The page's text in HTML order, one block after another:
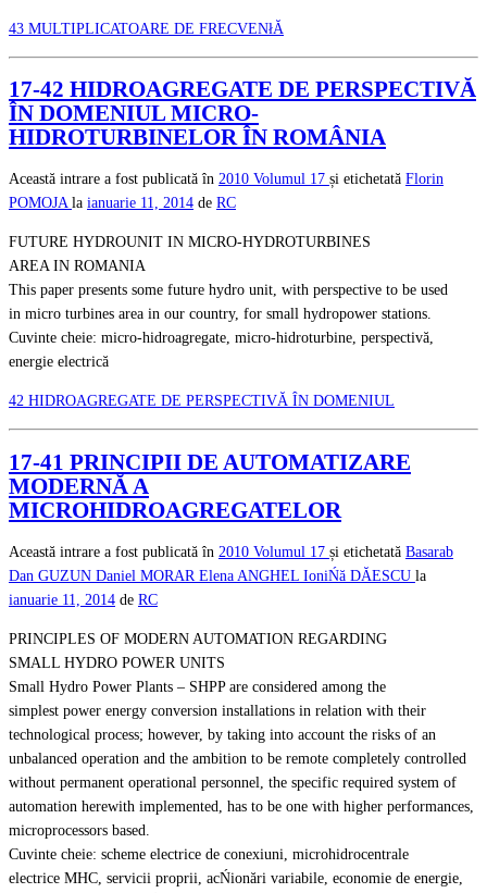
43 MULTIPLICATOARE DE FRECVENłĂ
17-42 HIDROAGREGATE DE PERSPECTIVĂ
ÎN DOMENIUL MICRO-
HIDROTURBINELOR ÎN ROMÂNIA
Această intrare a fost publicată în 2010 Volumul 17 și etichetată Florin
POMOJA la ianuarie 11, 2014 de RC
FUTURE HYDROUNIT IN MICRO-HYDROTURBINES
AREA IN ROMANIA
This paper presents some future hydro unit, with perspective to be used
in micro turbines area in our country, for small hydropower stations.
Cuvinte cheie: micro-hidroagregate, micro-hidroturbine, perspectivă,
energie electrică
42 HIDROAGREGATE DE PERSPECTIVĂ ÎN DOMENIUL
17-41 PRINCIPII DE AUTOMATIZARE
MODERNĂ A
MICROHIDROAGREGATELOR
Această intrare a fost publicată în 2010 Volumul 17 și etichetată Basarab
Dan GUZUN Daniel MORAR Elena ANGHEL IoniŃă DĂESCU la
ianuarie 11, 2014 de RC
PRINCIPLES OF MODERN AUTOMATION REGARDING
SMALL HYDRO POWER UNITS
Small Hydro Power Plants – SHPP are considered among the
simplest power energy conversion installations in relation with their
technological process; however, by taking into account the risks of an
unbalanced operation and the ambition to be remote completely controlled
without permanent operational personnel, the specific required system of
automation herewith implemented, has to be one with higher performances,
microprocessors based.
Cuvinte cheie: scheme electrice de conexiuni, microhidrocentrale
electrice MHC, servicii proprii, acŃionări variabile, economie de energie,